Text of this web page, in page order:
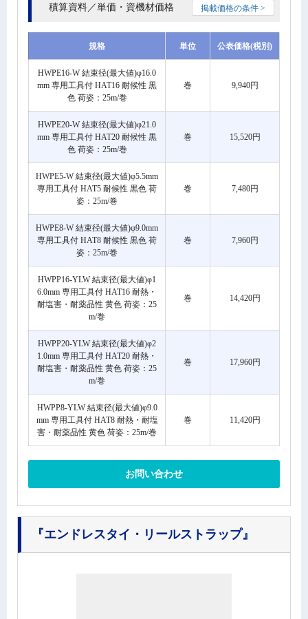
積算資料／単価・資機材価格 掲載価格の条件 >
規格 単位 公表価格(税別)
HWPE16-W 結束径(最大値)φ16.0
mm 専用工具付 HAT16 耐候性 黒
色 荷姿：25m/巻
巻 9,940円
HWPE20-W 結束径(最大値)φ21.0
mm 専用工具付 HAT20 耐候性 黒
色 荷姿：25m/巻
巻 15,520円
HWPE5-W 結束径(最大値)φ5.5mm
専用工具付 HAT5 耐候性 黒色 荷
姿：25m/巻
巻 7,480円
HWPE8-W 結束径(最大値)φ9.0mm
専用工具付 HAT8 耐候性 黒色 荷
姿：25m/巻
巻 7,960円
HWPP16-YLW 結束径(最大値)φ1
6.0mm 専用工具付 HAT16 耐熱・
耐塩害・耐薬品性 黄色 荷姿：25
m/巻
巻 14,420円
HWPP20-YLW 結束径(最大値)φ2
1.0mm 専用工具付 HAT20 耐熱・
耐塩害・耐薬品性 黄色 荷姿：25
m/巻
巻 17,960円
HWPP8-YLW 結束径(最大値)φ9.0
mm 専用工具付 HAT8 耐熱・耐塩
害・耐薬品性 黄色 荷姿：25m/巻
巻 11,420円
お問い合わせ
『エンドレスタイ・リールストラップ』